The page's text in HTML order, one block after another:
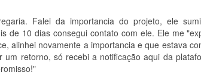
Falei da importancia do projeto, ele
de 10 dias consegui contato com ele. Ele me
alinhei novamente a importancia e que estava
retorno, só recebi a notificação aqui da